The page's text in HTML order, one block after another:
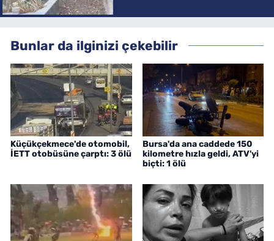
Bunlar da ilginizi çekebilir
Küçükçekmece'de otomobil,
İETT otobüsüne çarptı: 3 ölü
Bursa'da ana caddede 150
kilometre hızla geldi, ATV'yi
biçti: 1 ölü